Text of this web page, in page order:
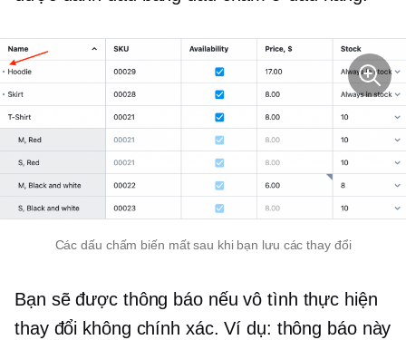
Các dấu chấm biến mất sau khi bạn lưu các thay đổi
Bạn sẽ được thông báo nếu vô tình thực hiện
thay đổi không chính xác. Ví dụ: thông báo này